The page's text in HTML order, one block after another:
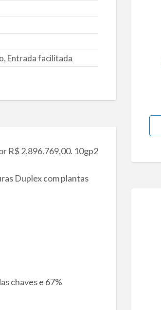
Entrada facilitada
R$ 2.896.769,00. 10gp2
Duplex com plantas
chaves e 67%